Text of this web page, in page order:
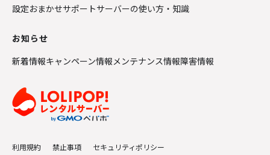
設定おまかせサポートサーバーの使い方・知識
お知らせ
新着情報キャンペーン情報 メンテナンス情報障害情報
利用規約 禁止事項
セキュリティポリシー